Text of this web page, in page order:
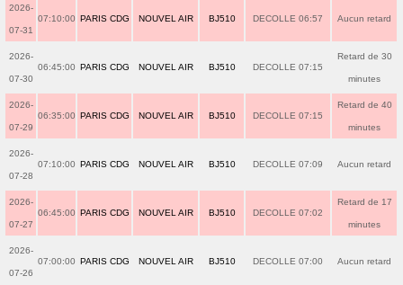
2026-
07-31
07:10:00 PARIS CDG NOUVEL AIR BJ510 DECOLLE 06:57 Aucun retard
2026-
07-30
06:45:00 PARIS CDG NOUVEL AIR BJ510 DECOLLE 07:15
Retard de 30
minutes
2026-
07-29
06:35:00 PARIS CDG NOUVEL AIR BJ510 DECOLLE 07:15
Retard de 40
minutes
2026-
07-28
07:10:00 PARIS CDG NOUVEL AIR BJ510 DECOLLE 07:09 Aucun retard
2026-
07-27
06:45:00 PARIS CDG NOUVEL AIR BJ510 DECOLLE 07:02
Retard de 17
minutes
2026-
07-26
07:00:00 PARIS CDG NOUVEL AIR BJ510 DECOLLE 07:00 Aucun retard